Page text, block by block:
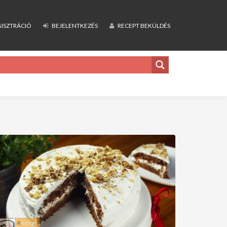
BEJELENTKEZÉS RECEPT BEKÜLDÉS